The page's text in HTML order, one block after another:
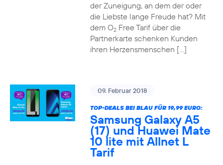
der Zuneigung, an dem der oder
die Liebste lange Freude hat? Mit
dem O2Free Tarif über die
Partnerkarte schenken Kunden
ihren Herzensmenschen […]
09. Februar 2018
TOP-DEALS BEI BLAU FÜR 19,99 EURO:
Samsung Galaxy A5
(17) und Huawei Mate
10 lite mit Allnet L
Tarif